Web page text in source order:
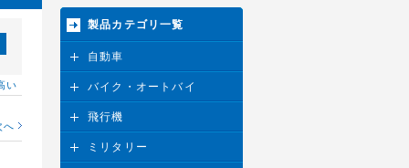
い
へ
製品カテゴリ一覧
自動車
バイク・オートバイ
飛行機
ミリタリー